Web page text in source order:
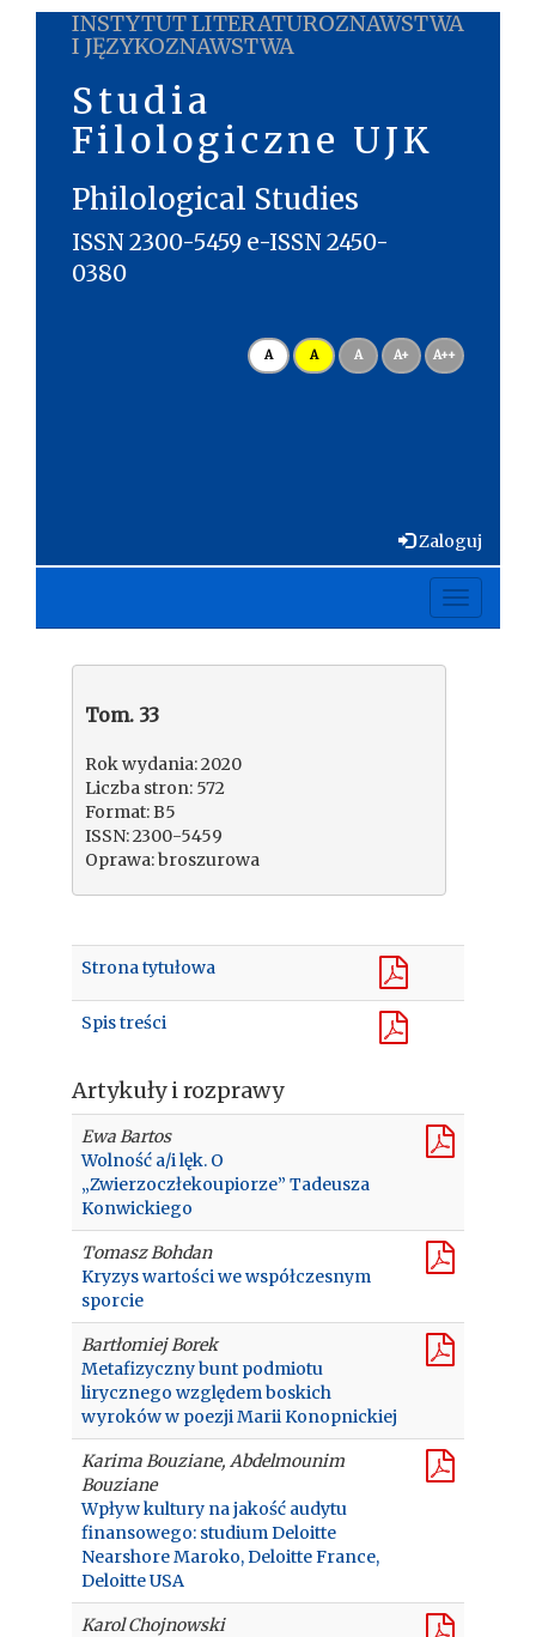
INSTYTUT LITERATUROZNAWSTWA
I JĘZYKOZNAWSTWA
Studia
Filologiczne UJK
Philological Studies
ISSN 2300-5459 e-ISSN 2450-
0380
A A A A+ A++
Zaloguj
Toggle
Tom. 33
Rok wydania: 2020
Liczba stron: 572
Format: B5
ISSN: 2300-5459
Oprawa: broszurowa
Strona tytułowa
Spis treści
Artykuły i rozprawy
Ewa Bartos
Wolność a/i lęk. O
„Zwierzoczłekoupiorze” Tadeusza
Konwickiego
Tomasz Bohdan
Kryzys wartości we współczesnym
sporcie
Bartłomiej Borek
Metafizyczny bunt podmiotu
lirycznego względem boskich
wyroków w poezji Marii Konopnickiej
Karima Bouziane, Abdelmounim
Bouziane
Wpływ kultury na jakość audytu
finansowego: studium Deloitte
Nearshore Maroko, Deloitte France,
Deloitte USA
Karol Chojnowski